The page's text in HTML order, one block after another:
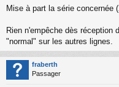
e
s
g
n
o
Mise à part la série concernée
Rien n'empêche dès réception
"normal" sur les autres lignes.
fraberth
Passager